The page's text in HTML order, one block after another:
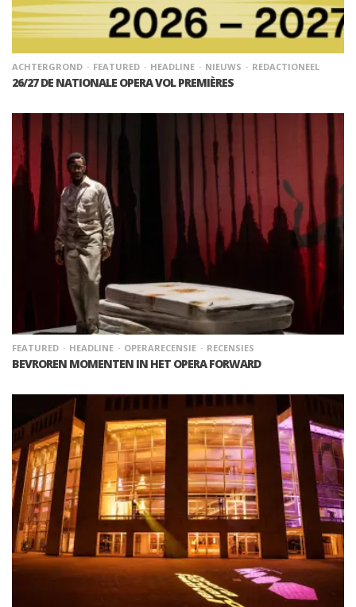
ACHTERGROND FEATURED HEADLINE NIEUWS REDACTIONEEL
26/27 DE NATIONALE OPERA VOL PREMIÈRES
FEATURED HEADLINE OPERARECENSIE RECENSIES
BEVROREN MOMENTEN IN HET OPERA FORWARD